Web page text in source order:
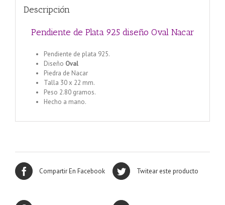
Descripción
Pendiente de Plata 925 diseño Oval Nacar
Pendiente de plata 925.
Diseño Oval
Piedra de Nacar
Talla 30 x 22 mm.
Peso 2.80 gramos.
Hecho a mano.
Compartir En Facebook Twitear este producto